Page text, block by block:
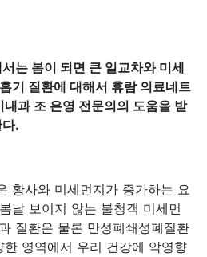
는 봄이 되면 큰 일교차와 미세
기 질환에 대해서 휴람 의료네트
과 조 은영 전문의의 도움을 받
.
황사와 미세먼지가 증가하는 요
날 보이지 않는 불청객 미세먼
질환은 물론 만성폐쇄성폐질환
영역에서 우리 건강에 악영향